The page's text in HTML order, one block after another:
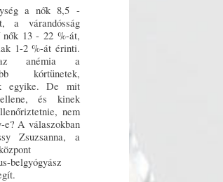
a nők 8,5 -
a várandósság
nők 13 - 22 %-át,
1-2 %-át érinti.
anémia a
kórtünetek,
egyike. De mit
és kinek
nem
e? A válaszokban
Zsuzsanna, a
belgyógyász